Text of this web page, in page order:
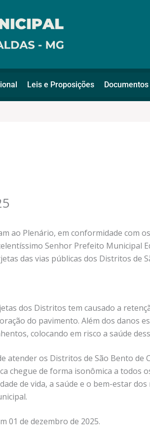
Leis e Proposições Documentos
ao Plenário, em conformidade com
Senhor Prefeito Municipal
das vias públicas dos Distritos de
dos Distritos tem causado a
do pavimento. Além dos danos
colocando em risco a saúde
atender os Distritos de São Bento de
chegue de forma isonômica a todos
de vida, a saúde e o bem-estar
01 de dezembro de 2025.